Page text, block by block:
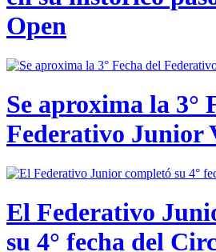
Open
Se aproxima la 3°
Federativo Junior
El Federativo
su 4° fecha del